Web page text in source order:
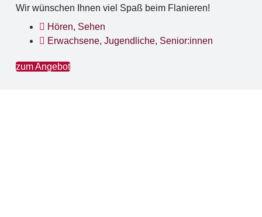
Wir wünschen Ihnen viel Spaß beim Flanieren!
Hören, Sehen
Erwachsene, Jugendliche, Senior:innen
zum Angebot